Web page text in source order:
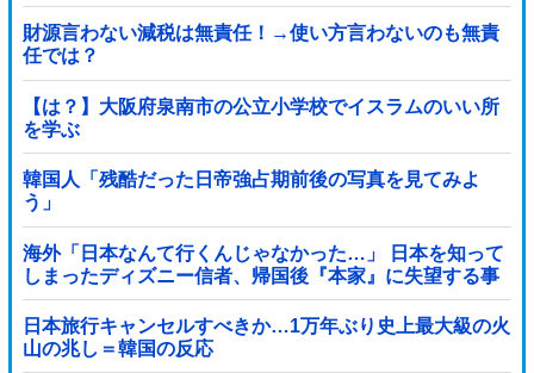
財源言わない減税は無責任！→使い方言わないのも無責
任では？
【は？】大阪府泉南市の公立小学校でイスラムのいい所
を学ぶ
韓国人「残酷だった日帝強占期前後の写真を見てみよ
う」
海外「日本なんて行くんじゃなかった…」 日本を知って
しまったディズニー信者、帰国後『本家』に失望する事
態に
日本旅行キャンセルすべきか…1万年ぶり史上最大級の火
山の兆し＝韓国の反応